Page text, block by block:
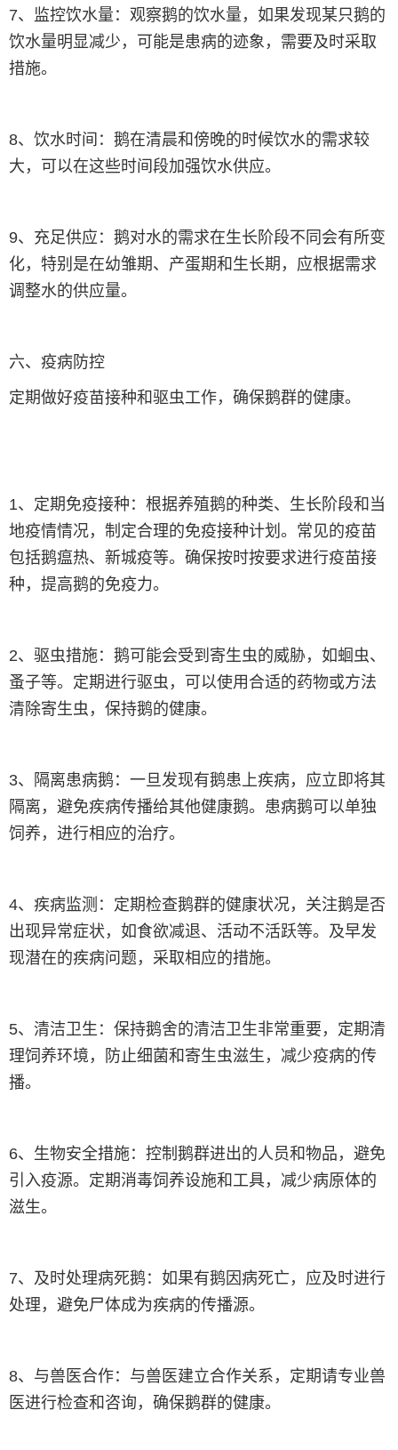
7、监控饮水量：观察鹅的饮水量，如果发现某只鹅的
饮水量明显减少，可能是患病的迹象，需要及时采取
措施。
8、饮水时间：鹅在清晨和傍晚的时候饮水的需求较
大，可以在这些时间段加强饮水供应。
9、充足供应：鹅对水的需求在生长阶段不同会有所变
化，特别是在幼雏期、产蛋期和生长期，应根据需求
调整水的供应量。
六、疫病防控
定期做好疫苗接种和驱虫工作，确保鹅群的健康。
1、定期免疫接种：根据养殖鹅的种类、生长阶段和当
地疫情情况，制定合理的免疫接种计划。常见的疫苗
包括鹅瘟热、新城疫等。确保按时按要求进行疫苗接
种，提高鹅的免疫力。
2、驱虫措施：鹅可能会受到寄生虫的威胁，如蛔虫、
蚤子等。定期进行驱虫，可以使用合适的药物或方法
清除寄生虫，保持鹅的健康。
3、隔离患病鹅：一旦发现有鹅患上疾病，应立即将其
隔离，避免疾病传播给其他健康鹅。患病鹅可以单独
饲养，进行相应的治疗。
4、疾病监测：定期检查鹅群的健康状况，关注鹅是否
出现异常症状，如食欲减退、活动不活跃等。及早发
现潜在的疾病问题，采取相应的措施。
5、清洁卫生：保持鹅舍的清洁卫生非常重要，定期清
理饲养环境，防止细菌和寄生虫滋生，减少疫病的传
播。
6、生物安全措施：控制鹅群进出的人员和物品，避免
引入疫源。定期消毒饲养设施和工具，减少病原体的
滋生。
7、及时处理病死鹅：如果有鹅因病死亡，应及时进行
处理，避免尸体成为疾病的传播源。
8、与兽医合作：与兽医建立合作关系，定期请专业兽
医进行检查和咨询，确保鹅群的健康。